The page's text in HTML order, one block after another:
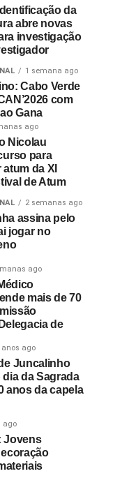
da
abre novas
investigação
1 semana ago
Cabo Verde
com
Gana
ago
Nicolau
para
da XI
de Atum
2 semanas ago
assina pelo
jogar no
ago
mais de 70
de
anos ago
Juncalinho
da Sagrada
anos da capela
ago
Jovens